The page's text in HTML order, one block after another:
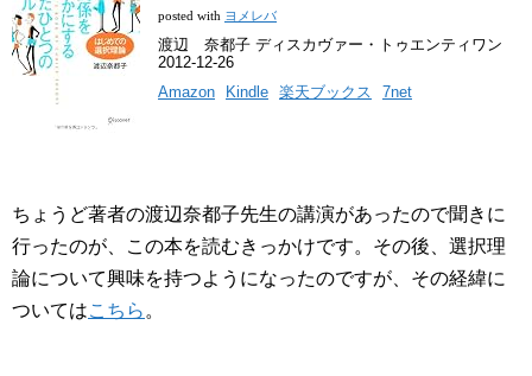
posted with ヨメレバ
渡辺 奈都子 ディスカヴァー・トゥエンティワン
2012-12-26
Amazon
Kindle 楽天ブックス 7net
ちょうど著者の渡辺奈都子先生の講演があったので聞きに
行ったのが、この本を読むきっかけです。その後、選択理
論について興味を持つようになったのですが、その経緯に
ついてはこちら 。